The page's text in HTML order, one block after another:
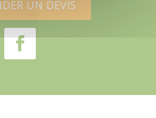
UN DEVIS